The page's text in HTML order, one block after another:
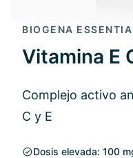
BIOGENA
Vitamina E
Complejo activo
C y E
Dosis elevada: 100